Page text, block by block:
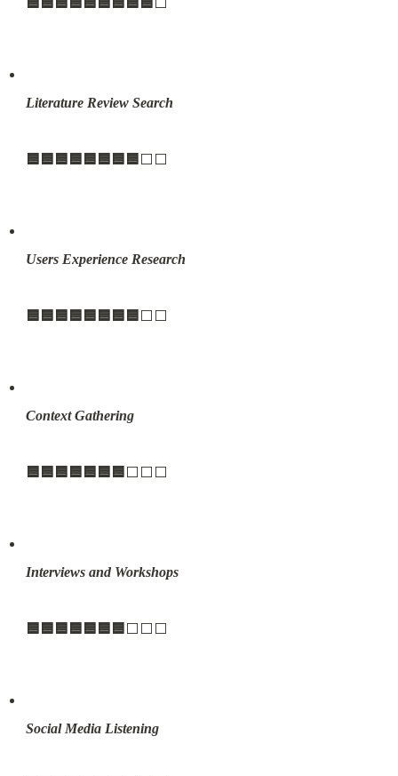
Literature Review Search
🟦🟦🟦🟦🟦🟦🟦🟦 ⬜️⬜️
Users Experience Research
🟦🟦🟦🟦🟦🟦🟦🟦 ⬜️⬜️
Context Gathering
🟦🟦🟦🟦🟦🟦🟦 ⬜️⬜️⬜️
Interviews and Workshops
🟦🟦🟦🟦🟦🟦🟦 ⬜️⬜️⬜️
Social Media Listening